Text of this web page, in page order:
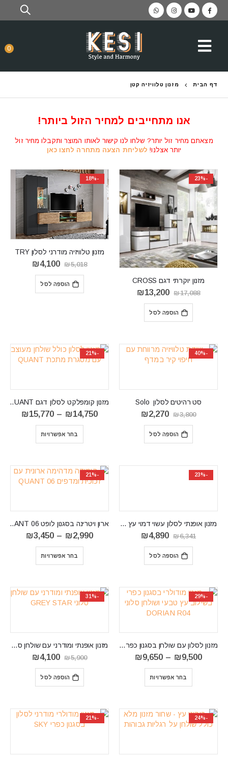
0
דף הבית מזנון טלוויזיה קטן
אנו מתחייבים למחיר הזול ביותר!
מצאתם מחיר זול יותר? שלחו לנו קישור לאותו המוצר ותקבלו מחיר זול
יותר אצלנו! לשליחת הצעה מתחרה לחצו כאן
-23%
מזנון יוקרתי דגם CROSS
₪17,088
המחיר
המקורי
היה:
₪17,088.
₪13,200
הוספה לסל
-18%
מזנון טלוויזיה מודרני לסלון TRY
₪5,018
המחיר
המקורי
היה:
₪5,018.
₪4,100
הוספה לסל
-40%
סט רהיטים לסלון Solo
₪3,800
המחיר
המקורי
היה:
₪3,800.
₪2,270
הוספה לסל
-21%
מזנון קומפלקט לסלון דגם QUANT
₪14,750
–
₪15,770
בחר אפשרויות
-23%
‏מזנון ‏אופנתי לסלון עשוי דמוי עץ עם מסגרת שחורה Diamond
₪6,341
המחיר
המקורי
היה:
₪6,341.
₪4,890
הוספה לסל
-21%
ארון ויטרינה בסגנון לופט QUANT 06
₪2,990
–
₪3,450
בחר אפשרויות
-29%
מזנון לסלון עם שולחן בסגנון כפרי DORIAN R04
₪9,500
–
₪9,650
בחר אפשרויות
-31%
מזנון אופנתי ומודרני עם שולחן סלוני GREY STAR
₪5,900
המחיר
המקורי
היה:
₪5,900.
₪4,100
הוספה לסל
-24%
-21%